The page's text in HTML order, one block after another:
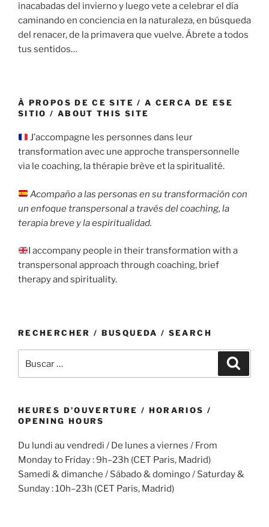
inacabadas del invierno y luego vete a celebrar el día
caminando en conciencia en la naturaleza, en búsqueda
del renacer, de la primavera que vuelve. Ábrete a todos
tus sentidos…
À PROPOS DE CE SITE / A CERCA DE ESE
SITIO / ABOUT THIS SITE
J’accompagne les personnes dans leur
transformation avec une approche transpersonnelle
via le coaching, la thérapie brève et la spiritualité.
Acompaño a las personas en su transformación con
un enfoque transpersonal a través del coaching, la
terapia breve y la espiritualidad.
I accompany people in their transformation with a
transpersonal approach through coaching, brief
therapy and spirituality.
RECHERCHER / BUSQUEDA / SEARCH
por:
HEURES D’OUVERTURE / HORARIOS /
OPENING HOURS
Du lundi au vendredi / De lunes a viernes / From
Monday to Friday : 9h–23h (CET Paris, Madrid)
Samedi & dimanche / Sábado & domingo / Saturday &
Sunday : 10h–23h (CET Paris, Madrid)